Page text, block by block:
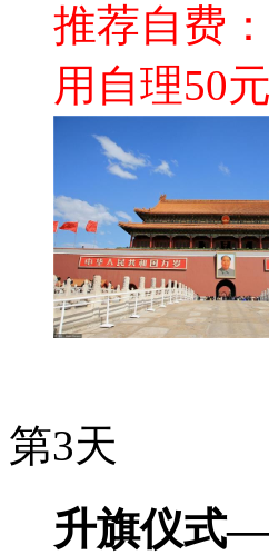
推荐自费
用自理50元
第3天
升旗仪式